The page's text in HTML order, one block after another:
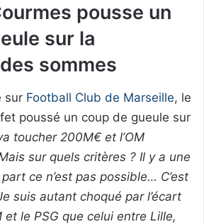
pousse un
sur la
sommes
sur Football Club de Marseille, le
poussé un coup de gueule sur
toucher 200M€ et l’OM
sur quels critères ? Il y a une
ce n’est pas possible… C’est
suis autant choqué par l’écart
et le PSG que celui entre Lille,